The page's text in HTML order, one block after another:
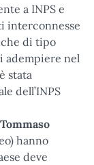
a INPS e
interconnesse
di tipo
adempiere nel
stata
dell’INPS
Tommaso
hanno
deve